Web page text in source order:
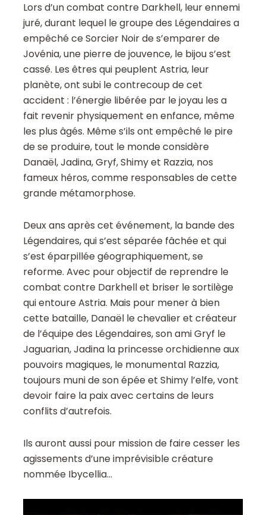
Lors d’un combat contre Darkhell, leur ennemi
juré, durant lequel le groupe des Légendaires a
empêché ce Sorcier Noir de s’emparer de
Jovénia, une pierre de jouvence, le bijou s’est
cassé. Les êtres qui peuplent Astria, leur
planète, ont subi le contrecoup de cet
accident : l’énergie libérée par le joyau les a
fait revenir physiquement en enfance, même
les plus âgés. Même s’ils ont empêché le pire
de se produire, tout le monde considère
Danaël, Jadina, Gryf, Shimy et Razzia, nos
fameux héros, comme responsables de cette
grande métamorphose.
Deux ans après cet événement, la bande des
Légendaires, qui s’est séparée fâchée et qui
s’est éparpillée géographiquement, se
reforme. Avec pour objectif de reprendre le
combat contre Darkhell et briser le sortilège
qui entoure Astria. Mais pour mener à bien
cette bataille, Danaël le chevalier et créateur
de l’équipe des Légendaires, son ami Gryf le
Jaguarian, Jadina la princesse orchidienne aux
pouvoirs magiques, le monumental Razzia,
toujours muni de son épée et Shimy l’elfe, vont
devoir faire la paix avec certains de leurs
conflits d’autrefois.
Ils auront aussi pour mission de faire cesser les
agissements d’une imprévisible créature
nommée Ibycellia…